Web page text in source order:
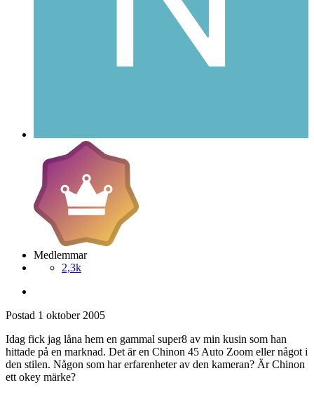
Medlemmar
2,3k
Postad 1 oktober 2005
Idag fick jag låna hem en gammal super8 av min kusin som han
hittade på en marknad. Det är en Chinon 45 Auto Zoom eller något i
den stilen. Någon som har erfarenheter av den kameran? Är Chinon
ett okey märke?